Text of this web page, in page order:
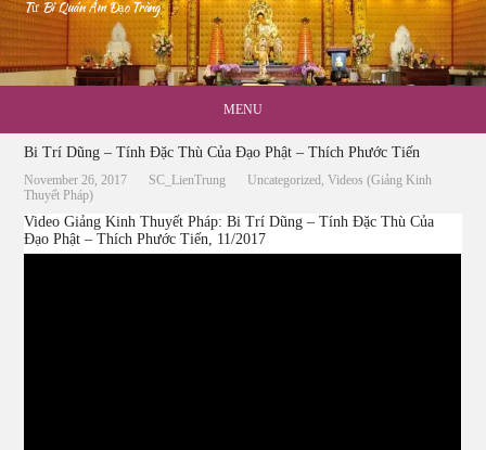
Từ Bi Quán Âm Đạo Tràng
MENU
Bi Trí Dũng – Tính Đặc Thù Của Đạo Phật – Thích Phước Tiến
November 26, 2017 SC_LienTrung Uncategorized ,Videos (Giảng Kinh
Thuyết Pháp)
Video Giảng Kinh Thuyết Pháp: Bi Trí Dũng – Tính Đặc Thù Của
Đạo Phật – Thích Phước Tiến, 11/2017